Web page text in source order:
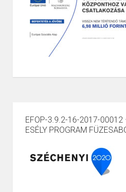
EFOP-3.9.2-16-2017-00012
ESÉLY PROGRAM